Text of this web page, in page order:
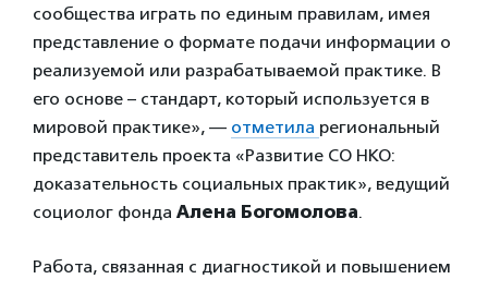
сообщества играть по единым правилам, имея
представление о формате подачи информации о
реализуемой или разрабатываемой практике. В
его основе – стандарт, который используется в
мировой практике», — отметила региональный
представитель проекта «Развитие СО НКО:
доказательность социальных практик», ведущий
социолог фонда Алена Богомолова.
Работа, связанная с диагностикой и повышением